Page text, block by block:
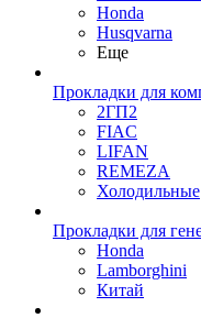
Honda
Husqvarna
Еще
Прокладки для
2ГП2
FIAC
LIFAN
REMEZA
Холодильные
Прокладки для
Honda
Lamborghini
Китай